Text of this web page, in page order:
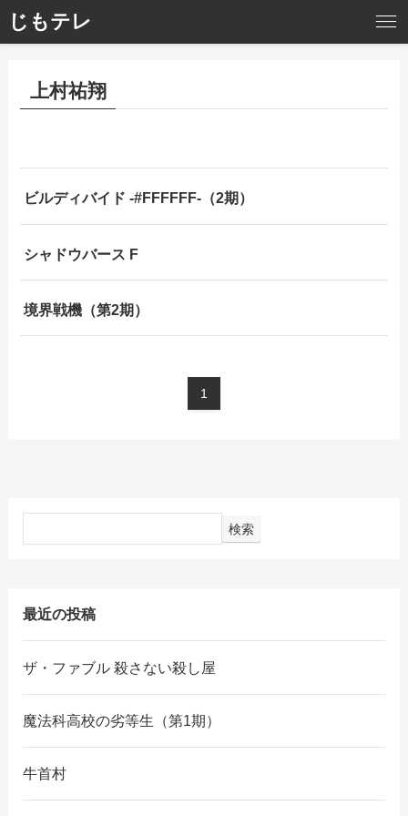
じもテレ
上村祐翔
ビルディバイド -#FFFFFF-（2期）
シャドウバース F
境界戦機（第2期）
1
検索
最近の投稿
ザ・ファブル 殺さない殺し屋
魔法科高校の劣等生（第1期）
牛首村